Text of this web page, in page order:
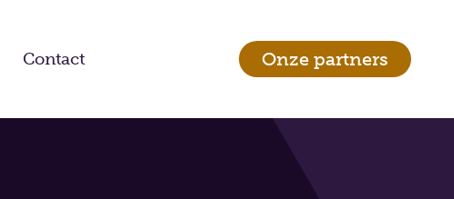
Contact Onze partners